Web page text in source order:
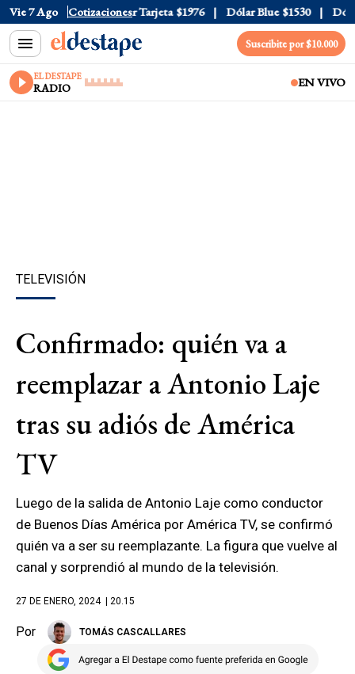
Vie 7 Ago Cotizaciones
$1520 Dólar Tarjeta $1976 Dólar Blue $1530 Dólar
Suscribite por $10.000
EL DESTAPE
RADIO EN VIVO
TELEVISIÓN
Confirmado: quién va a
reemplazar a Antonio Laje
tras su adiós de América
TV
Luego de la salida de Antonio Laje como conductor
de Buenos Días América por América TV, se confirmó
quién va a ser su reemplazante. La figura que vuelve al
canal y sorprendió al mundo de la televisión.
27 DE ENERO, 2024 | 20.15
Por TOMÁS CASCALLARES